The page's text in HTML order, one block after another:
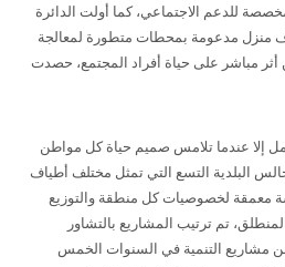
للأسرة والمجتمع، إلى جانب تنفيذ 61 مبنى حكومياً و160 بناية مخصصة للدعم الاجتماعي، كما أولت الدائرة
بالبنية التحتية الحيوية، فأنجزت شبكات صرف صحي حديثة تخدم أكثر من 10 آلاف منزل مدعومة بمحطات متطورة لمعالجة
أثر مباشر على حياة أفراد المجتمع، حصدت
إلا عندما تلامس صميم حياة كل مواطن
البلدية التسع التي تمثل مختلف أطياف
معمقة لخصوصيات كل منطقة والتوزيع
تم ترتيب المشاريع بالتشاور
مشاريع التنمية في السنوات الخمس